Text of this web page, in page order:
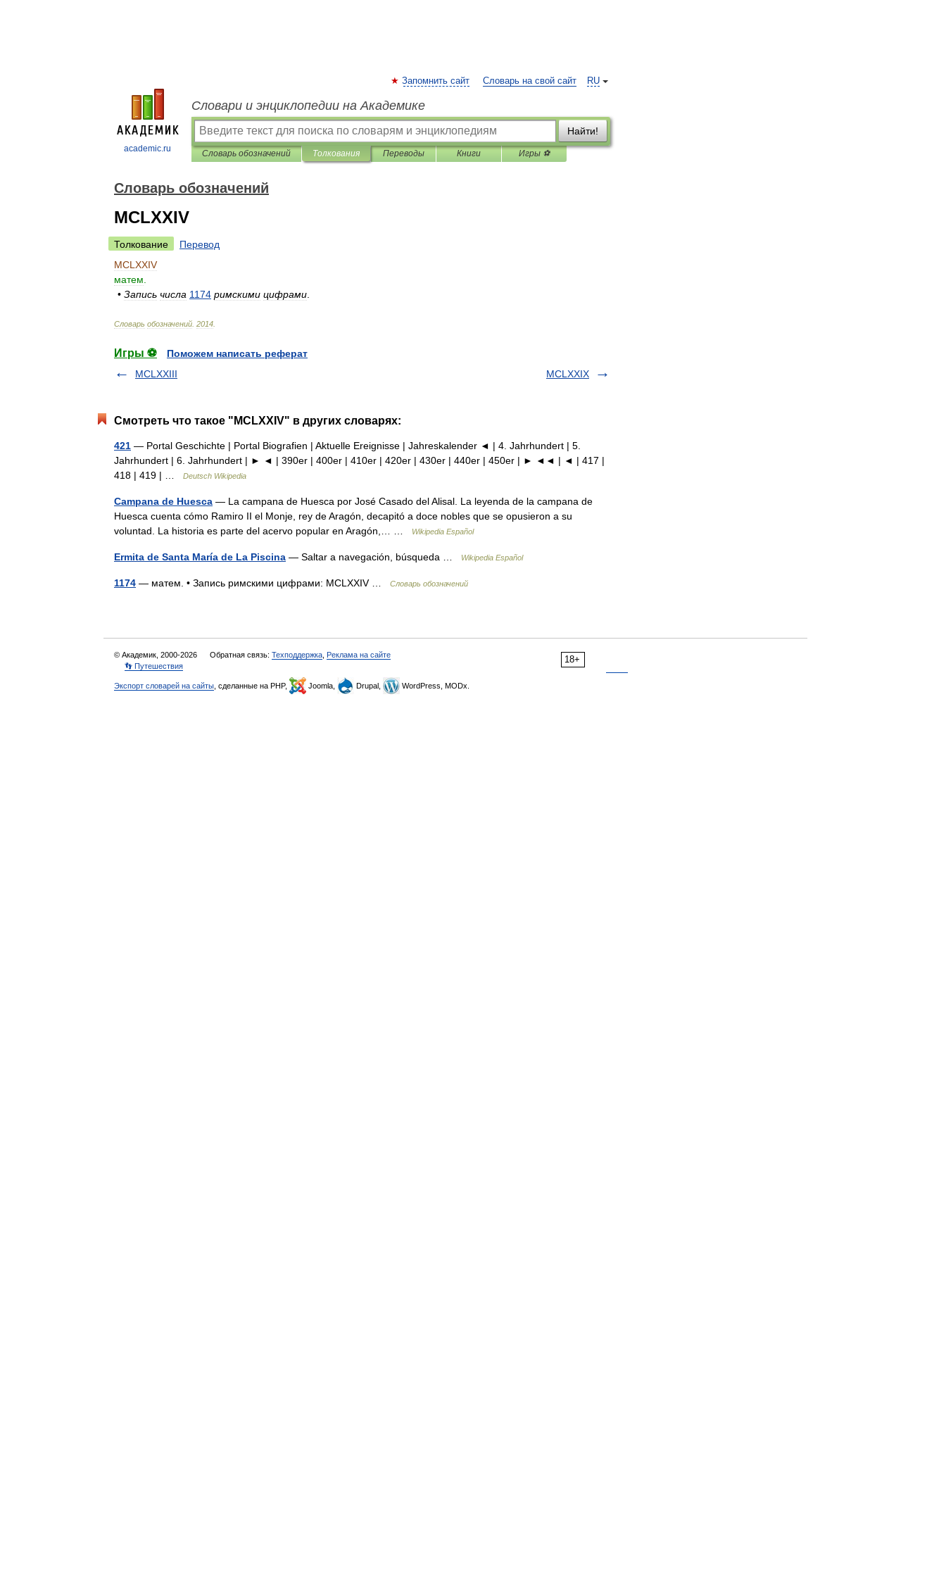
academic.ru
RU
Запомнить сайт Словарь на свой сайт
Словари и энциклопедии на Академике
Найти!
Словарь обозначений Толкования Переводы Книги Игры ⚽
Словарь обозначений
MCLXXIV
Толкование
Перевод
MCLXXIV
матем
• Запись числа 1174 римскими цифрами
Словарь обозначений 2014
Игры ⚽
Поможем написать реферат
MCLXXIII
MCLXXIX
Смотреть что такое "MCLXXIV" в других словарях:
421 — Portal Geschichte | Portal Biografien | Aktuelle Ereignisse | Jahreskalender ◄ | 4. Jahrhundert | 5.
Jahrhundert | 6. Jahrhundert | ► ◄ | 390er | 400er | 410er | 420er | 430er | 440er | 450er | ► ◄◄ | ◄ | 417 |
418 | 419 | …
Deutsch Wikipedia
Campana de Huesca — La campana de Huesca por José Casado del Alisal. La leyenda de la campana de
Huesca cuenta cómo Ramiro II el Monje, rey de Aragón, decapitó a doce nobles que se opusieron a su
voluntad. La historia es parte del acervo popular en Aragón,… …
Wikipedia Español
Ermita de Santa María de La Piscina — Saltar a navegación, búsqueda … Wikipedia Español
1174 — матем. • Запись римскими цифрами: MCLXXIV … Словарь обозначений
18+
© Академик, 2000-2026 Обратная связь: Техподдержка Реклама на сайте
👣 Путешествия
Экспорт словарей на сайты , сделанные на PHP, Joomla, Drupal, WordPress, MODx.